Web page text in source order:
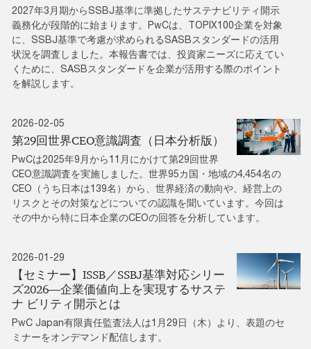
2027年3月期からSSBJ基準に準拠したサステナビリティ開示
義務化が段階的に始まります。PwCは、TOPIX100企業を対象
に、SSBJ基準で考慮が求められるSASBスタンダードの活用
状況を調査しました。本報告書では、投資家ニーズに応えてい
くために、SASBスタンダードを企業が活用する際のポイント
を解説します。
2026-02-05
第29回世界CEO意識調査（日本分析版）
PwCは2025年9月から11月にかけて第29回世界
CEO意識調査を実施しました。世界95カ国・地域の4,454名の
CEO（うち日本は139名）から、世界経済の動向や、経営上の
リスクとその対策などについての認識を聞いています。今回は
その中から特に日本企業のCEOの回答を分析しています。
2026-01-29
【セミナー】ISSB／SSBJ基準対応シリー
ズ2026―企業価値向上を実現するサステ
ナ ビリティ開示とは
PwC Japan有限責任監査法人は1月29日（木）より、表題のセ
ミナーをオンデマンド配信します。